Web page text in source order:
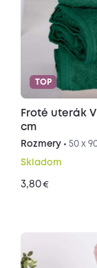
TOP
Froté uterák
cm
Rozmery • 50 x
Skladom
3,80€